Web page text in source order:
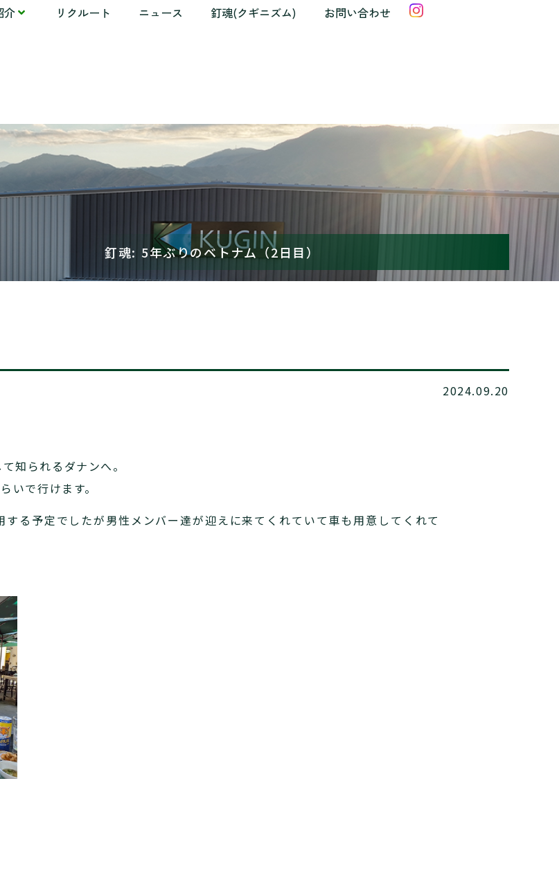
介 リクルート ニュース 釘魂(クギニズム) お問い合わせ
釘魂: 5年ぶりのベトナム（2日目）
2024.09.20
知られるダナンへ。
いで行けます。
る予定でしたが男性メンバー達が迎えに来てくれていて車も用意してくれて